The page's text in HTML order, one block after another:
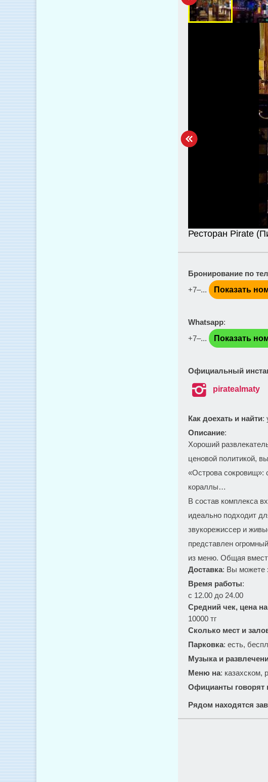
Ресторан Pirate
Бронирование по
+7‒...
Показать
Whatsapp:
+7‒...
Показать
Официальный
 piratealmaty
Как доехать и найти:
Описание:
Хороший
ценовой политикой,
«Острова сокровищ»:
кораллы…
В состав комплекса
идеально подходит
звукорежиссер и
представлен
из меню. Общая
Доставка: Вы можете
Время работы:
с 12.00 до 24.00
Средний чек, цена
10000 тг
Сколько мест и
Парковка: есть,
Музыка и
Меню на: казахском,
Официанты говорят
Рядом находятся